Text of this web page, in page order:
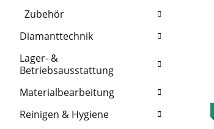
Zubehör
Diamanttechnik
Lager- &
Betriebsausstattung
Materialbearbeitung
Reinigen & Hygiene